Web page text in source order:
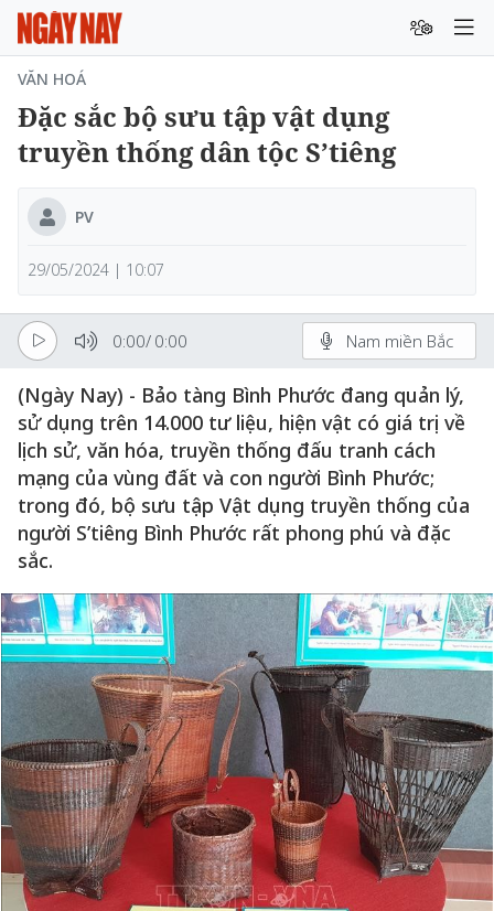
VĂN HOÁ
Đặc sắc bộ sưu tập vật dụng
truyền thống dân tộc S’tiêng
PV
29/05/2024 | 10:07
0:00/ 0:00 Nam miền Bắc
(Ngày Nay) - Bảo tàng Bình Phước đang quản lý,
sử dụng trên 14.000 tư liệu, hiện vật có giá trị về
lịch sử, văn hóa, truyền thống đấu tranh cách
mạng của vùng đất và con người Bình Phước;
trong đó, bộ sưu tập Vật dụng truyền thống của
người S’tiêng Bình Phước rất phong phú và đặc
sắc.